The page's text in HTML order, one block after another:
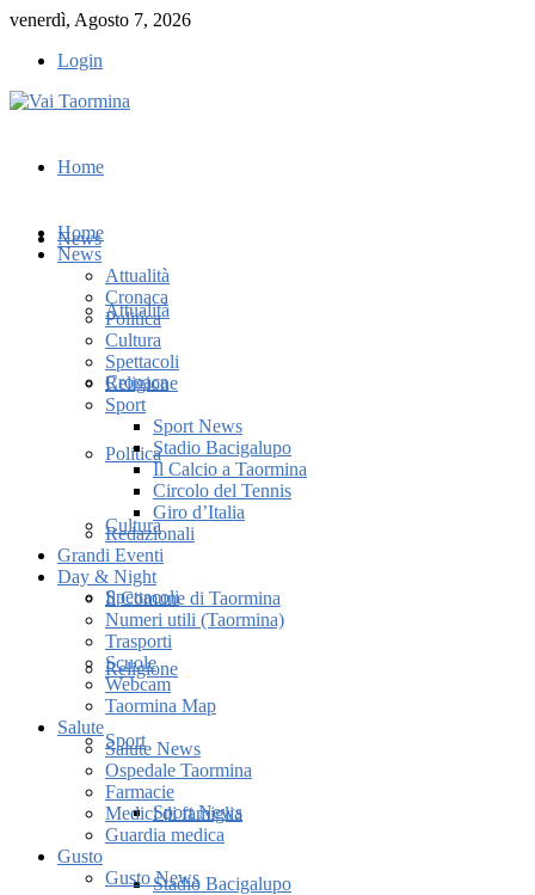
venerdì, Agosto 7, 2026
Login
Home
News
Attualità
Cronaca
Politica
Cultura
Spettacoli
Religione
Sport
Sport News
Stadio Bacigalupo
Home
News
Attualità
Cronaca
Politica
Cultura
Spettacoli
Religione
Sport
Sport News
Stadio Bacigalupo
Il Calcio a Taormina
Circolo del Tennis
Giro d’Italia
Redazionali
Grandi Eventi
Day & Night
Il Comune di Taormina
Numeri utili (Taormina)
Trasporti
Scuole
Webcam
Taormina Map
Salute
Salute News
Ospedale Taormina
Farmacie
Medici di famiglia
Guardia medica
Gusto
Gusto News